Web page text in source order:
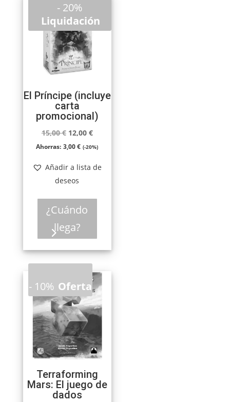
- 20%
Liquidación
El Príncipe (incluye
carta
promocional)
15,00€ El
precio
era:
15,00 €.
12,00 €El
precio
es:
Ahorras: 3,00€ (-20%)
Añadir a lista de
deseos
¿Cuándo
llega?
-10% Oferta
Terraforming
Mars: El juego de
dados